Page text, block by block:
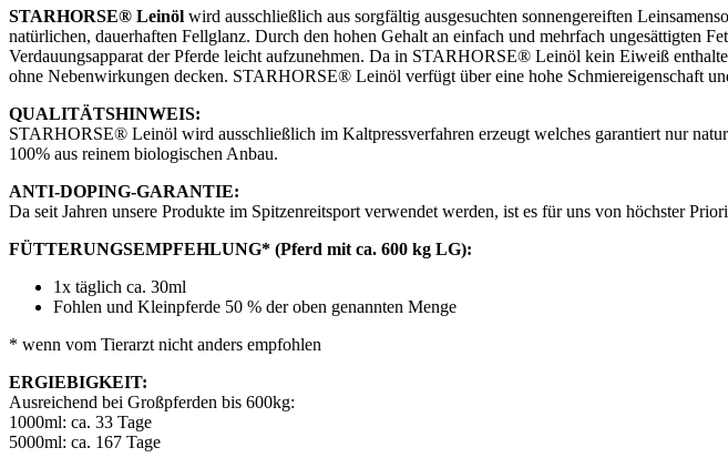
STARHORSE® Leinöl wird ausschließlich aus sorgfältig ausgesuchten sonnengereiften
natürlichen, dauerhaften Fellglanz. Durch den hohen Gehalt an einfach und mehrfach ungesättigten
Verdauungsapparat der Pferde leicht aufzunehmen. Da in STARHORSE® Leinöl kein Eiweiß
ohne Nebenwirkungen decken. STARHORSE® Leinöl verfügt über eine hohe Schmiereigenschaft
QUALITÄTSHINWEIS:
STARHORSE® Leinöl wird ausschließlich im Kaltpressverfahren erzeugt welches garantiert nur
100% aus reinem biologischen Anbau.
ANTI-DOPING-GARANTIE:
Da seit Jahren unsere Produkte im Spitzenreitsport verwendet werden, ist es für uns von höchster
FÜTTERUNGSEMPFEHLUNG* (Pferd mit ca. 600 kg LG):
1x täglich ca. 30ml
Fohlen und Kleinpferde 50 % der oben genannten Menge
* wenn vom Tierarzt nicht anders empfohlen
ERGIEBIGKEIT:
Ausreichend bei Großpferden bis 600kg:
1000ml: ca. 33 Tage
5000ml: ca. 167 Tage